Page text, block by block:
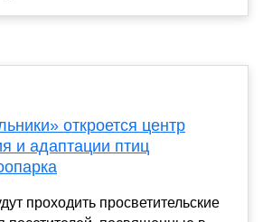
откроется центр
и адаптации птиц
проходить просветительские